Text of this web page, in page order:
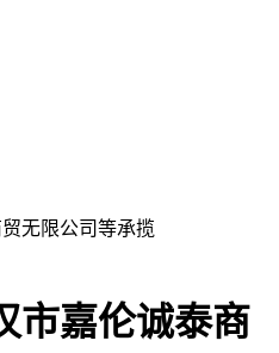
无限公司等承揽
市嘉伦诚泰商